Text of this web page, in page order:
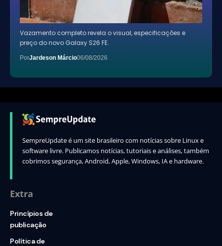
Vazamento completo revela o visual, especificações e
preço do novo Galaxy S26 FE.
PorJardeson Márcio06/08/2026
SempreUpdate é um site brasileiro com notícias sobre Linux e
software livre. Publicamos notícias, tutoriais e análises, também
cobrimos segurança, Android, Apple, Windows, IA e hardware.
Extra
Princípios de
publicação
Política de